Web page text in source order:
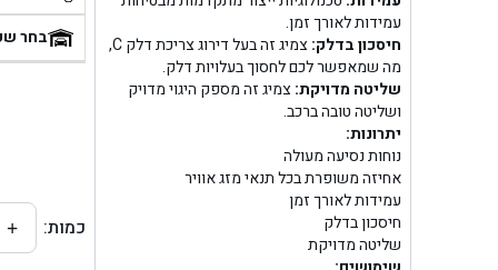
עמידות לאורך זמן.
חיסכון בדלק:
צמיג זה בעל דירוג צריכת דלק C,
מה שמאפשר לכם לחסוך בעלויות דלק.
שליטה מדויקת:צמיג זה מספק היגוי מדויק
ושליטה טובה ברכב.
יתרונות:
נוחות נסיעה מעולה
אחיזה משופרת בכל תנאי מזג אוויר
עמידות לאורך זמן
חיסכון בדלק
שליטה מדויקת
בן
בחר
כמות: +